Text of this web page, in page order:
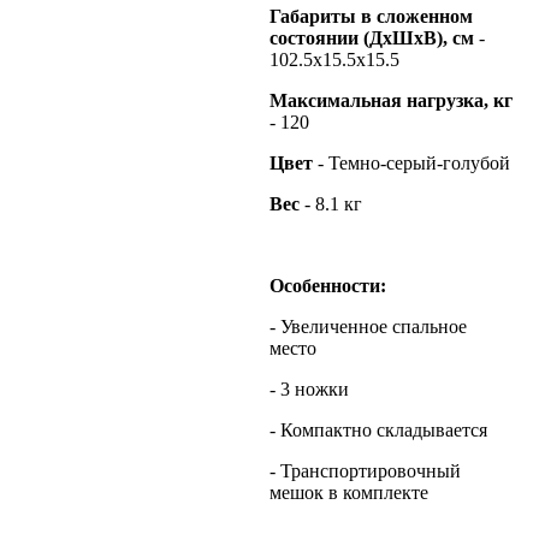
Габариты в сложенном
состоянии (ДхШхВ), см -
102.5х15.5х15.5
Максимальная нагрузка, кг
- 120
Цвет - Темно-серый-голубой
Вес - 8.1 кг
Особенности:
- Увеличенное спальное
место
- 3 ножки
- Компактно складывается
- Транспортировочный
мешок в комплекте